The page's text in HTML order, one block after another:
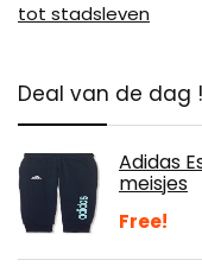
tot stadsleven
Deal van de dag
Adidas
meisjes
Free!